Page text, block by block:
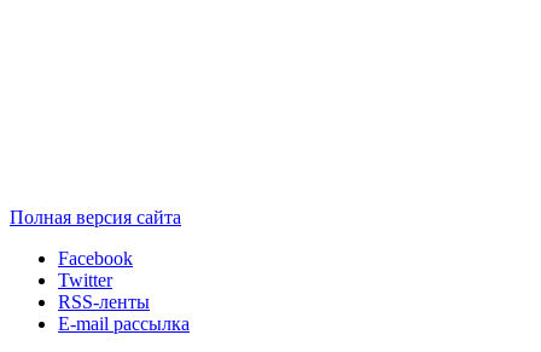
Полная версия сайта
Facebook
Twitter
RSS-ленты
E-mail рассылка